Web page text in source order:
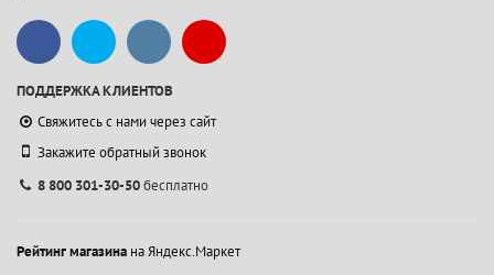
ПОДДЕРЖКА КЛИЕНТОВ
Свяжитесь с нами через сайт
Закажите обратный звонок
8 800 301-30-50бесплатно
Рейтинг магазина на Яндекс.Маркет